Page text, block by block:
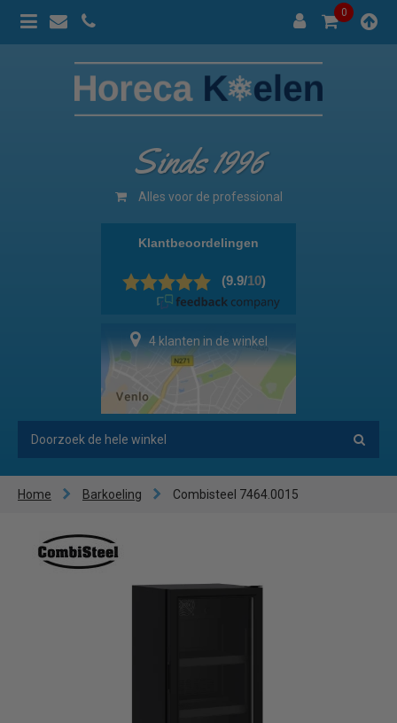
0
Sinds 1996
100% prijsgarantie
4 klanten in de winkel
Home Barkoeling Combisteel 7464.0015